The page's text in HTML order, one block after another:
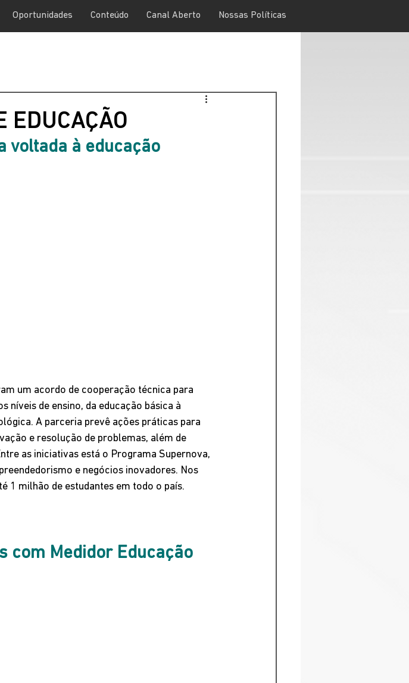
Oportunidades Conteúdo Canal Aberto Nossas Políticas
EDUCAÇÃO
voltada à educação
um acordo de cooperação técnica para
níveis de ensino, da educação básica à
A parceria prevê ações práticas para
e resolução de problemas, além de
as iniciativas está o Programa Supernova,
e negócios inovadores. Nos
1 milhão de estudantes em todo o país.
com Medidor Educação